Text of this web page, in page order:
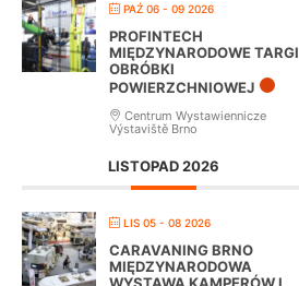
PAŹ 06 - 09 2026
PROFINTECH
MIĘDZYNARODOWE TARGI
OBRÓBKI
POWIERZCHNIOWEJ
Centrum Wystawiennicze
Výstaviště Brno
LISTOPAD 2026
LIS 05 - 08 2026
CARAVANING BRNO
MIĘDZYNARODOWA
WYSTAWA KAMPERÓW I